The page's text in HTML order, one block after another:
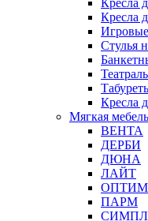
Кресла
Кресла
Стулья
Кресла
Мягкая мебель
ВЕНТА
ДЕРБИ
ДЮНА
ЛАЙТ
ПАРМ
СИМПЛ